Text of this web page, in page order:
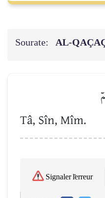
Sourate: AL-
Tâ, Sîn, Mîm.
Signaler l'erreur